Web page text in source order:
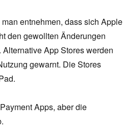
entnehmen, dass sich Apple
den gewollten Änderungen
App Stores werden
gewarnt. Die Stores
Apps, aber die